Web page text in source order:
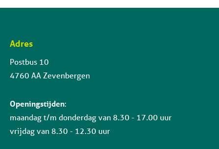
Contactinformatie
Adres
Postbus 10
4760 AA Zevenbergen
Openingstijden:
maandag t/m donderdag van 8.30 - 17.00 uur
vrijdag van 8.30 - 12.30 uur